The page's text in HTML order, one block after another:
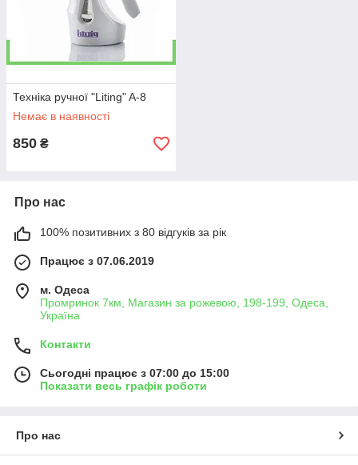
Техніка ручної "Liting" A-8
Немає в наявності
850 ₴
Про нас
100% позитивних з 80 відгуків за рік
Працює з 07.06.2019
м. Одеса
Промринок 7км, Магазин за рожевою, 198-199, Одеса,
Україна
Контакти
Сьогодні працює з 07:00 до 15:00
Показати весь графік роботи
Про нас